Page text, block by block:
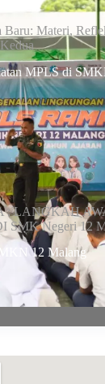
Materi,
MPLS di
: LANGKAH
SMK Negeri 12
12 Malang